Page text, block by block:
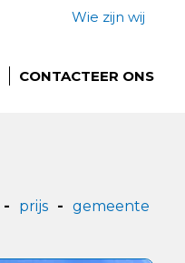
Wie zijn wij
CONTACTEER ONS
- prijs - gemeente